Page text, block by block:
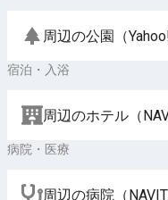
周辺の公園（
宿泊・入浴
周辺のホテル（
病院・医療
周辺の病院（